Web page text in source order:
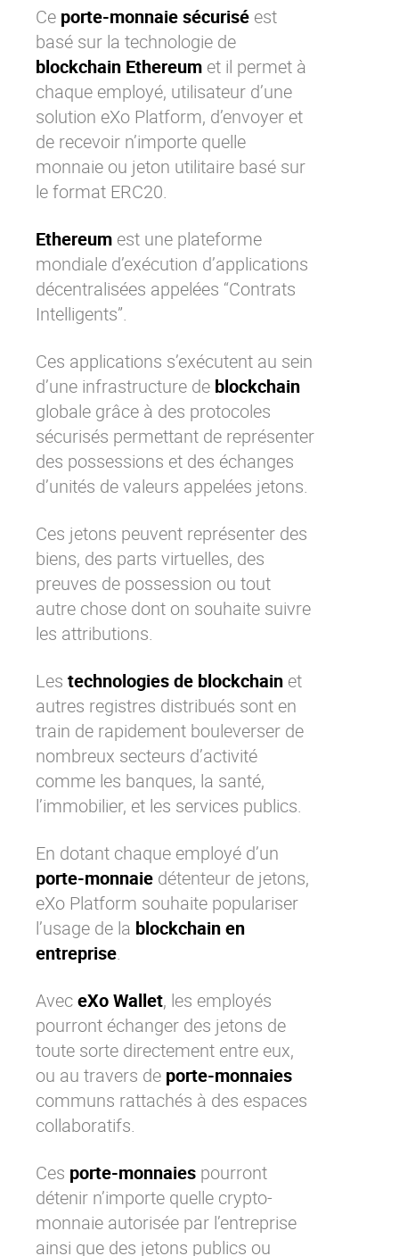
Offre Enterprise
Offre Professionnelle
A propos d’eXo
Centre de ressources
Contactez-nous
Essayez eXo
Ce porte-monnaie sécurisé est
basé sur la technologie de
blockchain Ethereum et il permet à
chaque employé, utilisateur d’une
solution eXo Platform, d’envoyer et
de recevoir n’importe quelle
monnaie ou jeton utilitaire basé sur
le format ERC20.
Ethereum est une plateforme
mondiale d’exécution d’applications
décentralisées appelées “Contrats
Intelligents”.
Ces applications s’exécutent au sein
d’une infrastructure de blockchain
globale grâce à des protocoles
sécurisés permettant de représenter
des possessions et des échanges
d’unités de valeurs appelées jetons.
Ces jetons peuvent représenter des
biens, des parts virtuelles, des
preuves de possession ou tout
autre chose dont on souhaite suivre
les attributions.
Les technologies de blockchain et
autres registres distribués sont en
train de rapidement bouleverser de
nombreux secteurs d’activité
comme les banques, la santé,
l’immobilier, et les services publics.
En dotant chaque employé d’un
porte-monnaie détenteur de jetons,
eXo Platform souhaite populariser
l’usage de la blockchain en
entreprise.
AveceXo Wallet, les employés
pourront échanger des jetons de
toute sorte directement entre eux,
ou au travers de porte-monnaies
communs rattachés à des espaces
collaboratifs.
Ces porte-monnaies pourront
détenir n’importe quelle crypto-
monnaie autorisée par l’entreprise
ainsi que des jetons publics ou